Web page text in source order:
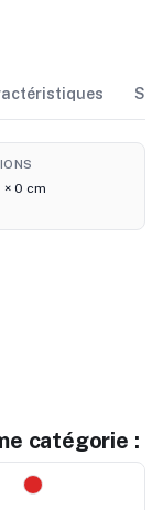
× 0 cm
catégorie :